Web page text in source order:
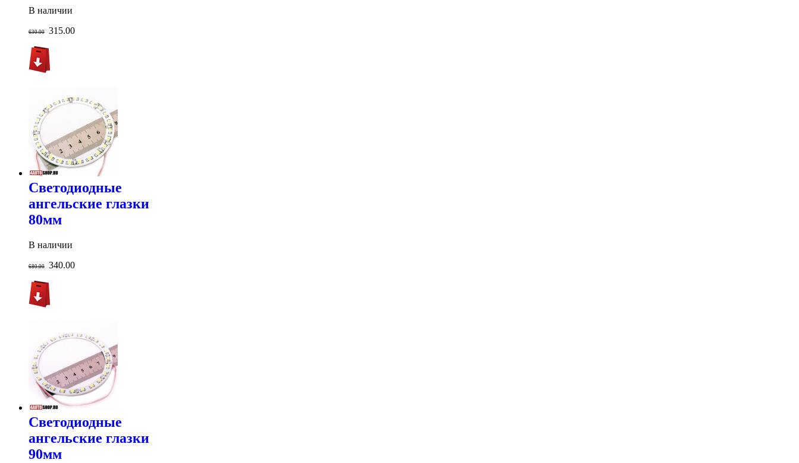
В наличии
630.00 315.00
Светодиодные
ангельские глазки
80мм
В наличии
680.00 340.00
Светодиодные
ангельские глазки
90мм